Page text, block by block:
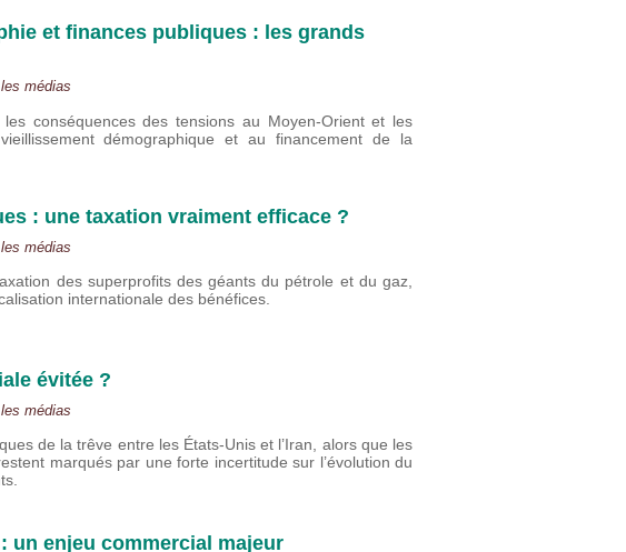
et finances publiques : les grands
médias
conséquences des tensions au Moyen-Orient et les
démographique et au financement de la
: une taxation vraiment efficace ?
médias
des superprofits des géants du pétrole et du gaz,
internationale des bénéfices.
évitée ?
médias
de la trêve entre les États-Unis et l’Iran, alors que les
marqués par une forte incertitude sur l’évolution du
un enjeu commercial majeur